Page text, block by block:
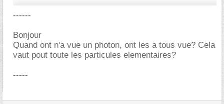
------
Bonjour
Quand ont n'a vue un photon, ont les a tous vue? Cela
vaut pout toute les particules elementaires?
-----